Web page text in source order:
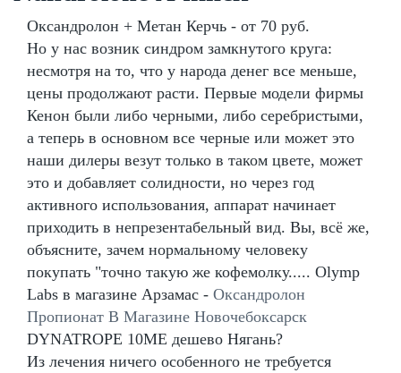
Оксандролон + Метан Керчь - от 70 руб.
Но у нас возник синдром замкнутого круга:
несмотря на то, что у народа денег все меньше,
цены продолжают расти. Первые модели фирмы
Кенон были либо черными, либо серебристыми,
а теперь в основном все черные или может это
наши дилеры везут только в таком цвете, может
это и добавляет солидности, но через год
активного использования, аппарат начинает
приходить в непрезентабельный вид. Вы, всё же,
объясните, зачем нормальному человеку
покупать "точно такую же кофемолку..... Olymp
Labs в магазине Арзамас - Оксандролон
Пропионат В Магазине Новочебоксарск
DYNATROPE 10ME дешево Нягань?
Из лечения ничего особенного не требуется